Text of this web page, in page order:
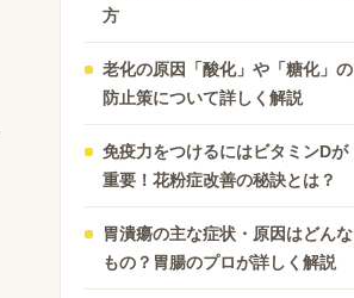
方
老化の原因「酸化」や「糖化」の
防止策について詳しく解説
免疫力をつけるにはビタミンDが
重要！花粉症改善の秘訣とは？
胃潰瘍の主な症状・原因はどんな
もの？胃腸のプロが詳しく解説